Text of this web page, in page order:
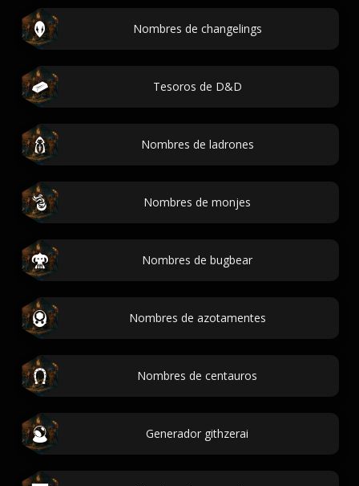
Nombres de changelings
Tesoros de D&D
Nombres de ladrones
Nombres de monjes
Nombres de bugbear
Nombres de azotamentes
Nombres de centauros
Generador githzerai